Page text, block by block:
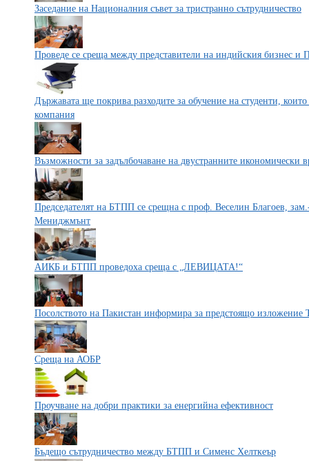
Заседание на Националния съвет за тристранно сътрудничество
Проведе се среща между представители на индийския бизнес и
Държавата ще покрива разходите за обучение на студенти,
компания
Възможности за задълбочаване на двустранните икономически
Председателят на БТПП се срещна с проф. Веселин Благоев,
Мениджмънт
АИКБ и БТПП проведоха среща с „ЛЕВИЦАТА!“
Посолството на Пакистан информира за предстоящо изложение
Среща на АОБР
Проучване на добри практики за енергийна ефективност
Бъдещо сътрудничество между БТПП и Сименс Хелткеър